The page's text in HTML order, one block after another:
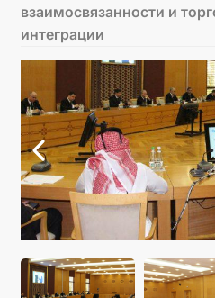
ЗАПИСЬ НА
взаимосвязанности и
интеграции